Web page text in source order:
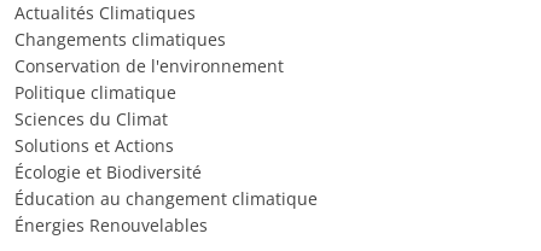
Actualités Climatiques
Changements climatiques
Conservation de l'environnement
Politique climatique
Sciences du Climat
Solutions et Actions
Écologie et Biodiversité
Éducation au changement climatique
Énergies Renouvelables